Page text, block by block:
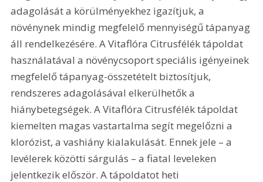
adagolását a körülményekhez igazítjuk, a
növénynek mindig megfelelő mennyiségű tápanyag
áll rendelkezésére. A Vitaflóra Citrusfélék tápoldat
használatával a növénycsoport speciális igényeinek
megfelelő tápanyag-összetételt biztosítjuk,
rendszeres adagolásával elkerülhetők a
hiánybetegségek. A Vitaflóra Citrusfélék tápoldat
kiemelten magas vastartalma segít megelőzni a
klorózist, a vashiány kialakulását. Ennek jele – a
levélerek közötti sárgulás – a fiatal leveleken
jelentkezik először. A tápoldatot heti